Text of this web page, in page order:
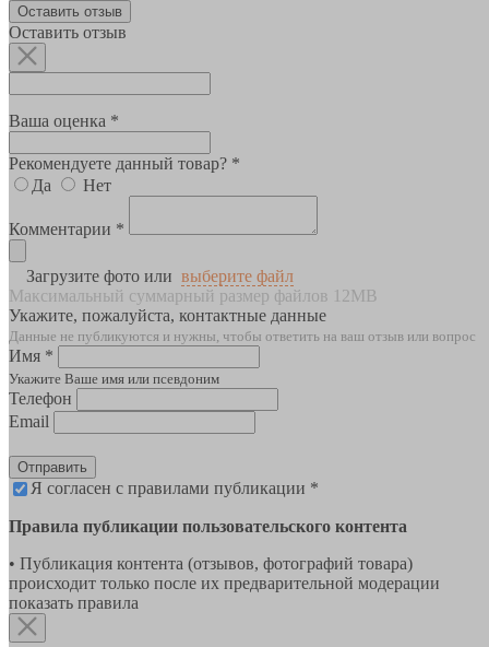
Оставить отзыв
Оставить отзыв
Ваша оценка *
Рекомендуете данный товар? *
Да
Нет
Комментарии *
Загрузите фото или выберите файл
Максимальный суммарный размер файлов 12MB
Укажите, пожалуйста, контактные данные
Данные не публикуются и нужны, чтобы ответить на ваш отзыв или вопрос
Имя *
Укажите Ваше имя или псевдоним
Телефон
Email
Отправить
Я согласен с правилами публикации *
Правила публикации пользовательского контента
• Публикация контента (отзывов, фотографий товара)
происходит только после их предварительной модерации
показать правила